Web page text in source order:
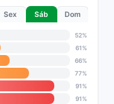
Sex Sáb Dom
52%
61%
66%
77%
91%
91%